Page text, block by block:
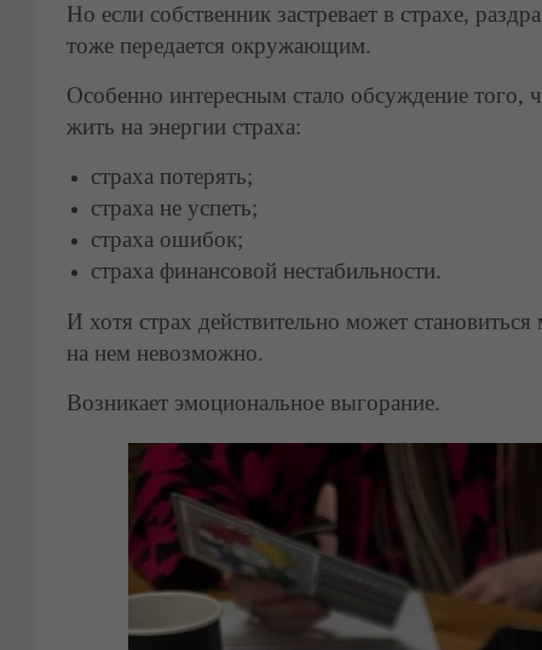
Но если собственник застревает в страхе,
тоже передается окружающим.
Особенно интересным стало обсуждение того,
жить на энергии страха:
страха потерять;
страха не успеть;
страха ошибок;
страха финансовой нестабильности.
И хотя страх действительно может
на нем невозможно.
Возникает эмоциональное выгорание.